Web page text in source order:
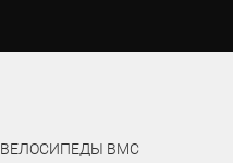
ВЕЛОСИПЕДЫ BMC